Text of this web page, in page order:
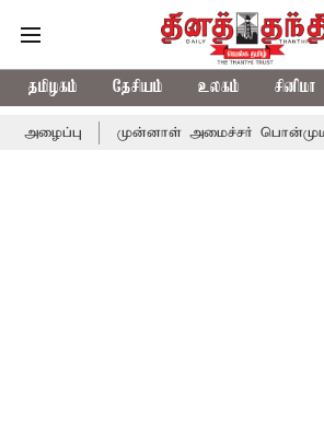
தமிழகம் தேசியம் உலகம் சினிமா
முன்னாள் அமைச்சர் பொன்முடிக்கு